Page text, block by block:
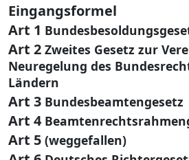
Eingangsformel
Art 1
Art 2 Zweites Gesetz zur
Neuregelung des
Ländern
Art 3 Bundesbeamtengesetz
Art 4
Art 5 (weggefallen)